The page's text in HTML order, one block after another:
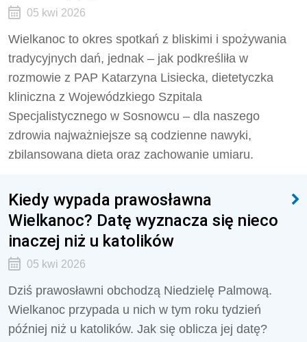
05 kwi 2026
Wielkanoc to okres spotkań z bliskimi i spożywania
tradycyjnych dań, jednak – jak podkreśliła w
rozmowie z PAP Katarzyna Lisiecka, dietetyczka
kliniczna z Wojewódzkiego Szpitala
Specjalistycznego w Sosnowcu – dla naszego
zdrowia najważniejsze są codzienne nawyki,
zbilansowana dieta oraz zachowanie umiaru.
Kiedy wypada prawosławna
Wielkanoc? Datę wyznacza się nieco
inaczej niż u katolików
05 kwi 2026
Dziś prawosławni obchodzą Niedzielę Palmową.
Wielkanoc przypada u nich w tym roku tydzień
później niż u katolików. Jak się oblicza jej datę?